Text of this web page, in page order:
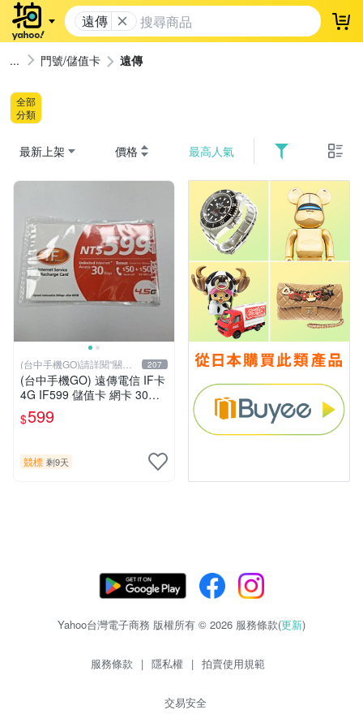
遠傳 登
門號/儲值卡 遠傳
全部
分類
最新上架 價格 最高人氣
(台中手機GO)請詳閱“關於
我
207
(台中手機GO) 遠傳電信 IF卡
4G IF599 儲值卡 網卡 30天
（限外籍人士號碼專用！
$599
競標 剩9天
Yahoo台灣電子商務 版權所有 © 2026 服務條款(更新)
服務條款 | 隱私權 | 拍賣使用規範
交易安全